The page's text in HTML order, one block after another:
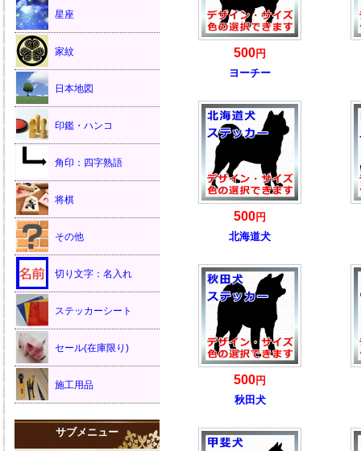
500円
ヨーチー
500円
北海道犬
500円
秋田犬
星座
家紋
日本地図
印鑑・ハンコ
角印：四字熟語
将棋
その他
切り文字：名入れ
ステッカーシート
セール(在庫限り)
施工用品
サブメニュー